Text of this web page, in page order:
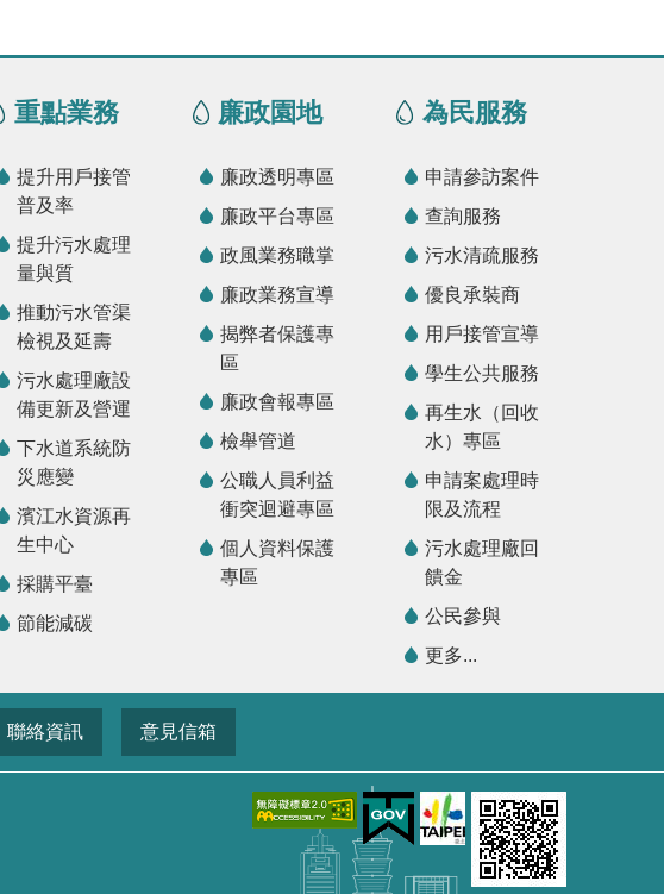
重點業務
提升用戶接管
普及率
提升污水處理
量與質
推動污水管渠
檢視及延壽
污水處理廠設
備更新及營運
下水道系統防
災應變
濱江水資源再
生中心
採購平臺
節能減碳
廉政園地
廉政透明專區
廉政平台專區
政風業務職掌
廉政業務宣導
揭弊者保護專
區
廉政會報專區
檢舉管道
公職人員利益
衝突迴避專區
個人資料保護
專區
為民服務
申請參訪案件
查詢服務
污水清疏服務
優良承裝商
用戶接管宣導
學生公共服務
再生水（回收
水）專區
申請案處理時
限及流程
污水處理廠回
饋金
公民參與
更多...
聯絡資訊 意見信箱